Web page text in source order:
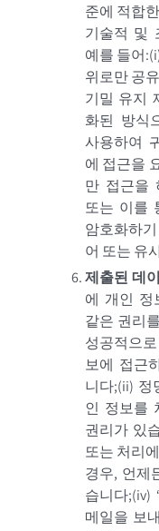
준에 적합
기술적 및
예를 들어:
위로만 공
기밀 유지
화된 방식
사용하여
에 접근을
만 접근을
또는 이를
암호화하
어 또는 유
제출된 데
에 개인 정
같은 권리
성공적으
보에 접근
니다;(ii) 정
인 정보를
권리가 있
또는 처리
경우, 언제
습니다;(iv)
메일을 보